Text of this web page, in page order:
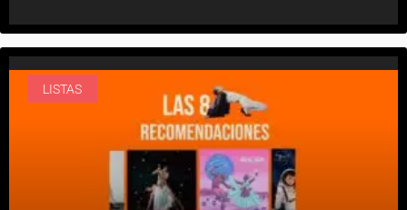
LISTAS